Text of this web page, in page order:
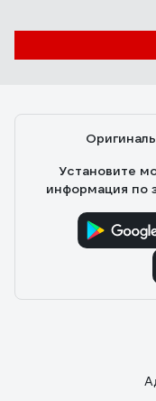
Установите
информация по